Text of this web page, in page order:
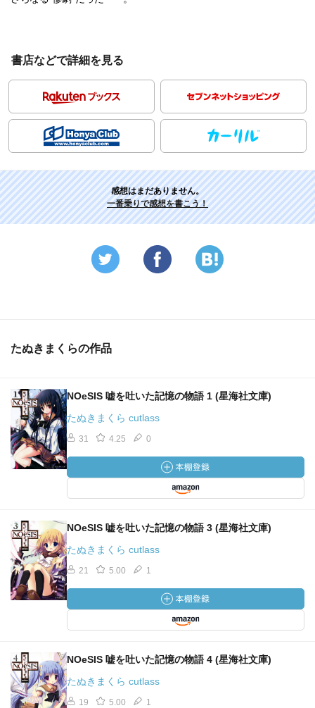
書店などで詳細を見る
感想はまだありません。
一番乗りで感想を書こう！
たぬきまくらの作品
NOeSIS 嘘を吐いた記憶の物語 1 (星海社文庫)
たぬきまくら cutlass
31 4.25 0
NOeSIS 嘘を吐いた記憶の物語 3 (星海社文庫)
たぬきまくら cutlass
21 5.00 1
NOeSIS 嘘を吐いた記憶の物語 4 (星海社文庫)
たぬきまくら cutlass
19 5.00 1